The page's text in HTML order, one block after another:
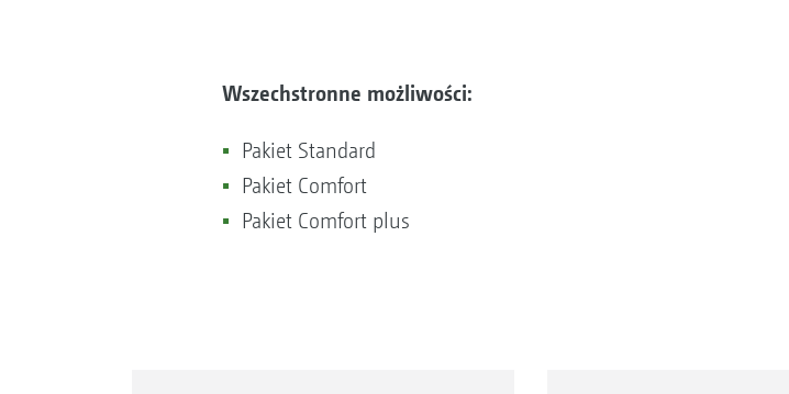
Wszechstronne możliwości:
Pakiet Standard
Pakiet Comfort
Pakiet Comfort plus